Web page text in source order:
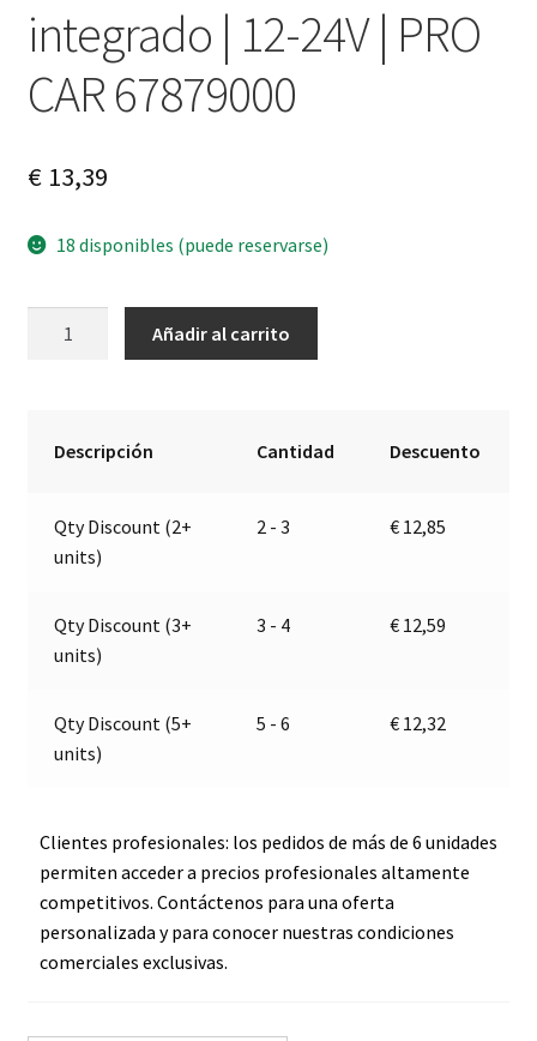
integrado | 12-24V | PRO
CAR 67879000
€13,39
18 disponibles (puede reservarse)
integrado
24V
PRO
CAR
Añadir al carrito
Descripción Cantidad Descuento
Qty Discount (2+
units)
2 - 3 € 12,85
Qty Discount (3+
units)
3 - 4 € 12,59
Qty Discount (5+
units)
5 - 6 € 12,32
Clientes profesionales: los pedidos de más de 6 unidades
permiten acceder a precios profesionales altamente
competitivos. Contáctenos para una oferta
personalizada y para conocer nuestras condiciones
comerciales exclusivas.